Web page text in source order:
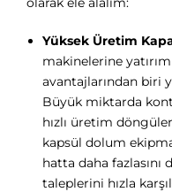
Yüksek Üretim
makinelerine
avantajlarından biri
Büyük miktarda
hızlı üretim
kapsül dolum
hatta daha
taleplerini hızla